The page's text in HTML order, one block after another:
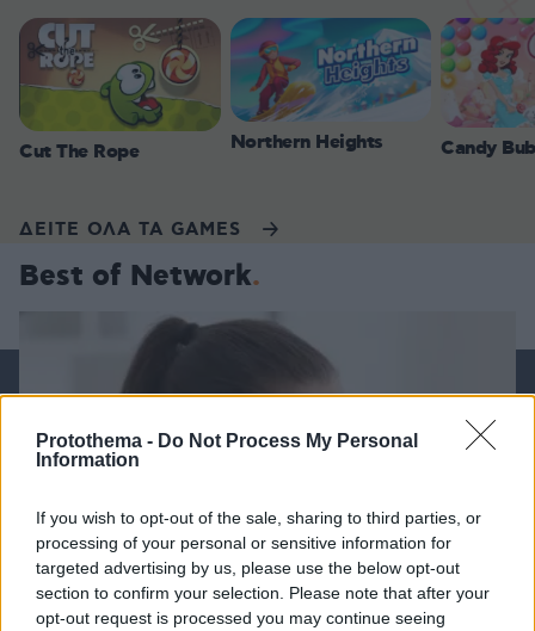
Protothema - Do Not Process My Personal
Information
If you wish to opt-out of the sale, sharing to third parties, or
processing of your personal or sensitive information for
targeted advertising by us, please use the below opt-out
section to confirm your selection. Please note that after your
opt-out request is processed you may continue seeing
Cut The Rope Northern Heights Candy
ΔΕΙΤΕ ΟΛΑ ΤΑ GAMES
Best of Network